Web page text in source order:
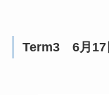
Term3 6月17